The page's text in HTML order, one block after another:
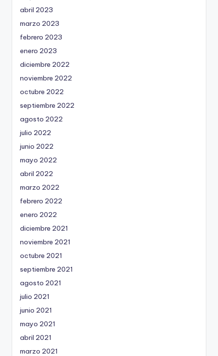
abril 2023
marzo 2023
febrero 2023
enero 2023
diciembre 2022
noviembre 2022
octubre 2022
septiembre 2022
agosto 2022
julio 2022
junio 2022
mayo 2022
abril 2022
marzo 2022
febrero 2022
enero 2022
diciembre 2021
noviembre 2021
octubre 2021
septiembre 2021
agosto 2021
julio 2021
junio 2021
mayo 2021
abril 2021
marzo 2021